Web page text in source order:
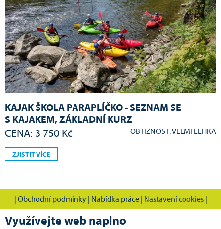
KAJAK ŠKOLA PARAPLÍČKO - SEZNAM SE
S KAJAKEM, ZÁKLADNÍ KURZ
CENA: 3 750 Kč OBTÍŽNOST: VELMI LEHKÁ
ZJISTIT VÍCE
Obchodní podmínky| Nabídka práce| Nastavení cookies|
Využívejte web naplno